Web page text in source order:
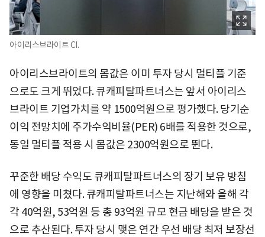
아이리스브라이트 CI.
아이리스브라이트의 몸값은 이미 투자 당시 멀티플 기준
으로도 크게 뛰었다. 큐캐피탈파트너스는 앞서 아이리스
브라이트 기업가치를 약 1500억원으로 평가했다. 당기순
이익 전망치에 주가수익비율(PER) 6배를 적용한 것으로,
동일 멀티플 적용 시 몸값은 2300억원으로 뛴다.
꾸준한 배당 수익도 큐캐피탈파트너스의 장기 보유 방침
에 영향을 미쳤다. 큐캐피탈파트너스는 지난해와 올해 각
각 40억원, 53억원 등 총 93억원 규모 현금 배당을 받은 것
으로 추산된다. 투자 당시 맺은 연간 우선 배당 최저 보장선